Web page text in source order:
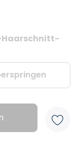
Haarschnitt-